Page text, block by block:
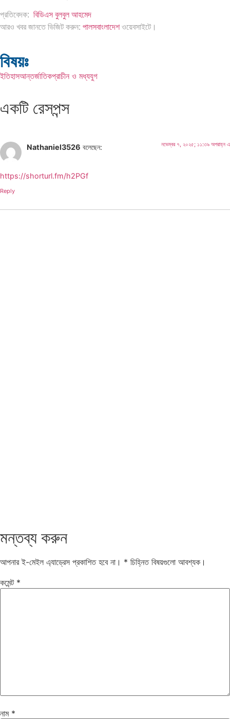
প্রতিবেদক: বিডিএস বুলবুল আহমেদ
আরও খবর জানতে ভিজিট করুন: পালসবাংলাদেশওয়েবসাইটে।
বিষয়ঃ
ইতিহাসআন্তর্জাতিকপ্রাচীন ও মধ্যযুগ
একটি রেসপন্স
Nathaniel3526 বলেছেন: নভেম্বর ৭, ২০২৫; ১১:৩৯ অপরাহ্ন এ
https://shorturl.fm/h2PGf
Reply
মন্তব্য করুন
আপনার ই-মেইল এ্যাড্রেস প্রকাশিত হবে না। * চিহ্নিত বিষয়গুলো আবশ্যক।
কমেন্ট *
নাম *